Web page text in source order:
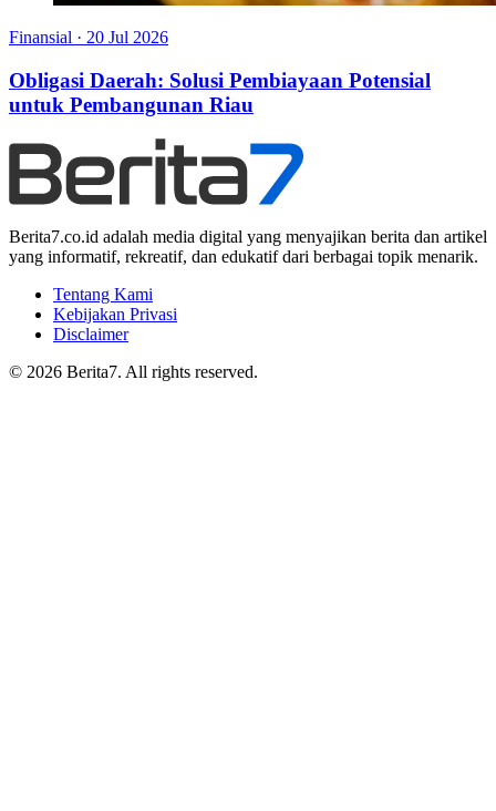
Finansial · 20 Jul 2026
Obligasi Daerah: Solusi Pembiayaan Potensial
untuk Pembangunan Riau
Berita7.co.id adalah media digital yang menyajikan berita dan artikel
yang informatif, rekreatif, dan edukatif dari berbagai topik menarik.
Tentang Kami
Kebijakan Privasi
Disclaimer
© 2026 Berita7. All rights reserved.